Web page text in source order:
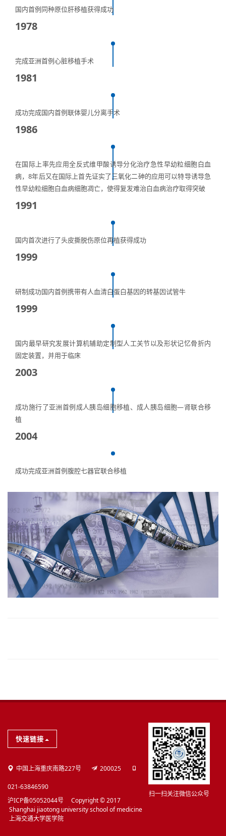
国内首例同种原位肝移植获得成功
1978
完成亚洲首例心脏移植手术
1981
成功完成国内首例联体婴儿分离手术
1986
在国际上率先应用全反式维甲酸诱导分化治疗急性早幼粒细胞白血
病，8年后又在国际上首先证实了三氧化二砷的应用可以特导诱导急
性早幼粒细胞白血病细胞凋亡，使得复发难治白血病治疗取得突破
1991
国内首次进行了头皮撕脱伤原位再植获得成功
1999
研制成功国内首例携带有人血清白蛋白基因的转基因试管牛
1999
国内最早研究发展计算机辅助定制型人工关节以及形状记忆骨折内
固定装置，并用于临床
2003
成功施行了亚洲首例成人胰岛细胞移植、成人胰岛细胞—肾联合移
植
2004
成功完成亚洲首例腹腔七器官联合移植
学院简介
历任领导
快速链接
中国上海重庆南路227号 200025
021-63846590
沪ICP备05052044号 Copyright © 2017
Shanghai jiaotong university school of medicine
上海交通大学医学院
扫一扫关注微信公众号